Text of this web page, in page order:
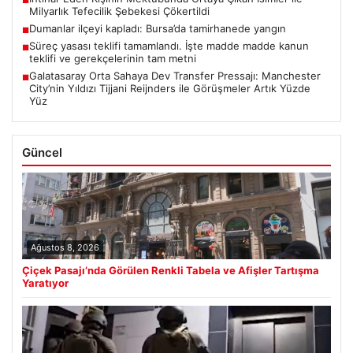
Milyarlık Tefecilik Şebekesi Çökertildi
■Dumanlar ilçeyi kapladı: Bursa’da tamirhanede yangın
■Süreç yasası teklifi tamamlandı. İşte madde madde kanun
teklifi ve gerekçelerinin tam metni
■Galatasaray Orta Sahaya Dev Transfer Pressajı: Manchester
City’nin Yıldızı Tijjani Reijnders ile Görüşmeler Artık Yüzde
Yüz
Güncel
Ağustos 8, 2026
Çiçek Pasajı’nda Görülen Renkli Tabela ve Afişler Tartışma
Yaratıyor